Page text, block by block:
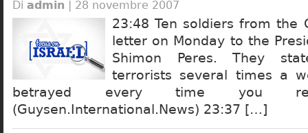
Di admin | 28 novembre 2007
23:48 Ten soldiers from the
letter on Monday to the
Shimon Peres. They
terrorists several times a
betrayed every time you
(Guysen.International.News) 23:37 […]